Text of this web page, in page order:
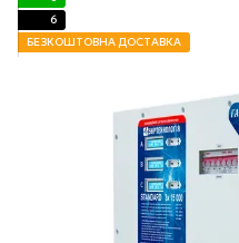
6
БЕЗКОШТОВНА ДОСТАВКА